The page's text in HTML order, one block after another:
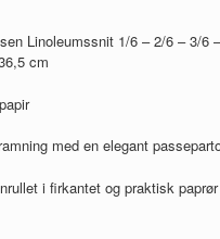
Linoleumssnit 1/6 – 2/6 – 3/6
cm
med en elegant
i firkantet og praktisk paprør